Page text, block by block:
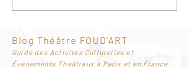
Blog Théâtre FOUD'ART
Guide des Activités Culturelles et
Événements Théâtraux à Paris et en France